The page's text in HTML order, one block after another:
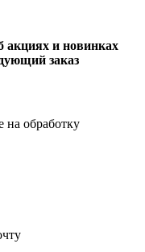
и новинках
заказ
на обработку